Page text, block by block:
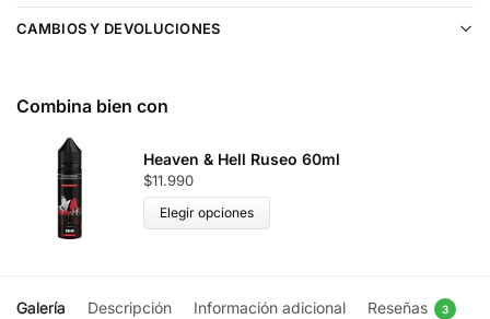
CAMBIOS Y DEVOLUCIONES
Combina bien con
Heaven & Hell Ruseo 60ml
$11.990
Elegir opciones
Galería Descripción Información adicional Reseñas 3